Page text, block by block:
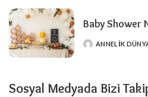
Baby Shower
POSTED
ANNELIK
Sosyal Medyada Bizi